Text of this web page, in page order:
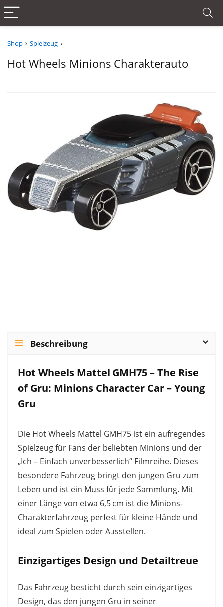
Shop Spielzeug
Hot Wheels Minions Charakterauto
Beschreibung
Hot Wheels Mattel GMH75 – The Rise
of Gru: Minions Character Car – Young
Gru
Die Hot Wheels Mattel GMH75 ist ein aufregendes
Spielzeug für Fans der beliebten Minions und der
„Ich – Einfach unverbesserlich“ Filmreihe. Dieses
besondere Fahrzeug bringt den jungen Gru zum
Leben und ist ein Muss für jede Sammlung. Mit
einer Länge von etwa 6,5 cm ist die Minions-
Charakterfahrzeug perfekt für kleine Hände und
ideal zum Spielen oder Ausstellen.
Einzigartiges Design und Detailtreue
Das Fahrzeug besticht durch sein einzigartiges
Design, das den jungen Gru in seiner